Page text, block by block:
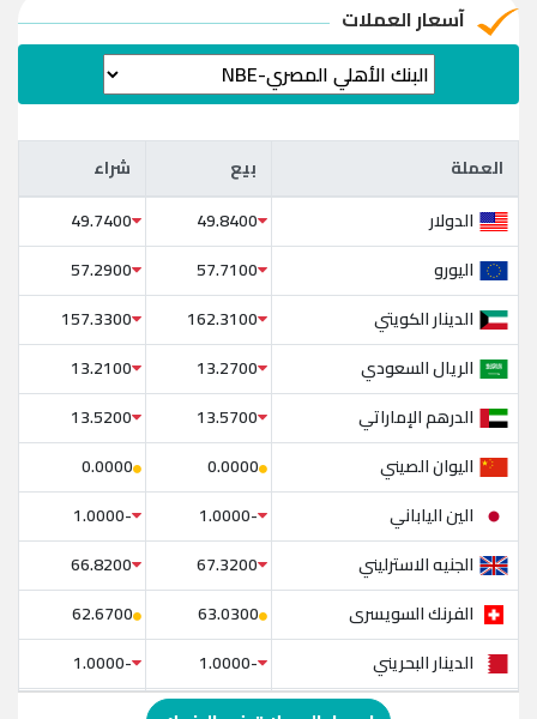
آسعار العملات
العملة بيع شراء العملة بيع
شراء
الدولار
49.8400
49.7400
اليورو
57.7100
57.2900
الدينار الكويتي
162.3100
157.3300
الريال السعودي
13.2700
13.2100
الدرهم الإماراتي
13.5700
13.5200
اليوان الصيني
0.0000
0.0000
الين الياباني
-1.0000
-1.0000
الجنيه الاسترليني
67.3200
66.8200
الفرنك السويسرى
63.0300
62.6700
الدينار البحريني
-1.0000
-1.0000
الدولار الإسترالي
-1.0000